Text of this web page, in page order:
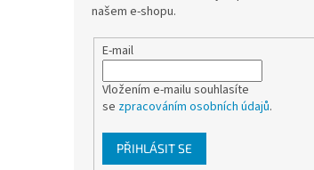
našem e-shopu.
E-mail
Vložením e-mailu souhlasíte
se zpracováním osobních údajů.
PŘIHLÁSIT SE